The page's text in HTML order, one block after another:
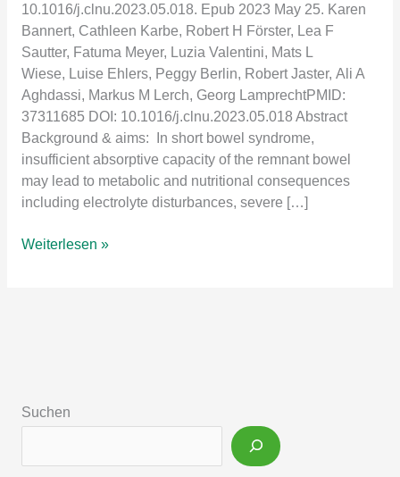
10.1016/j.clnu.2023.05.018. Epub 2023 May 25. Karen
Bannert, Cathleen Karbe, Robert H Förster, Lea F
Sautter, Fatuma Meyer, Luzia Valentini, Mats L
Wiese, Luise Ehlers, Peggy Berlin, Robert Jaster, Ali A
Aghdassi, Markus M Lerch, Georg LamprechtPMID:
37311685 DOI: 10.1016/j.clnu.2023.05.018 Abstract
Background & aims: In short bowel syndrome,
insufficient absorptive capacity of the remnant bowel
may lead to metabolic and nutritional consequences
including electrolyte disturbances, severe […]
Orally
malnourished
Weiterlesen »
Suchen